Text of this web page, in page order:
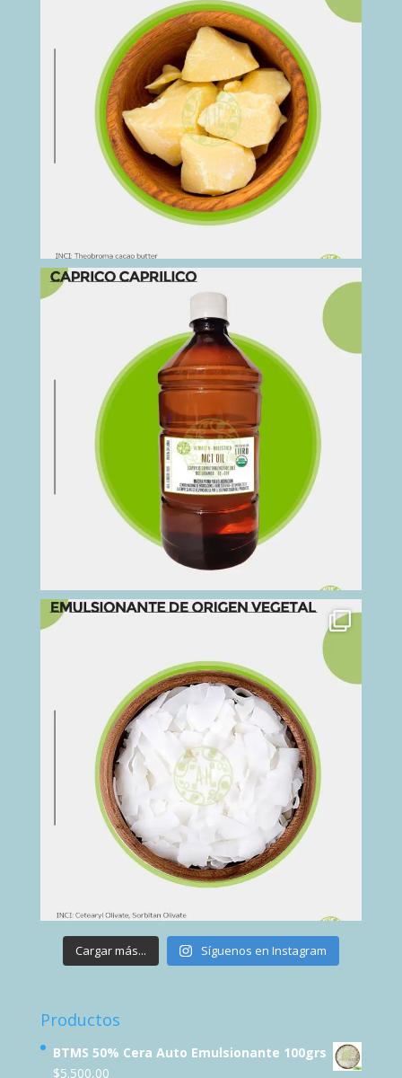
Cargar más... Síguenos en Instagram
Productos
BTMS 50% Cera Auto Emulsionante 100grs
$5.500,00